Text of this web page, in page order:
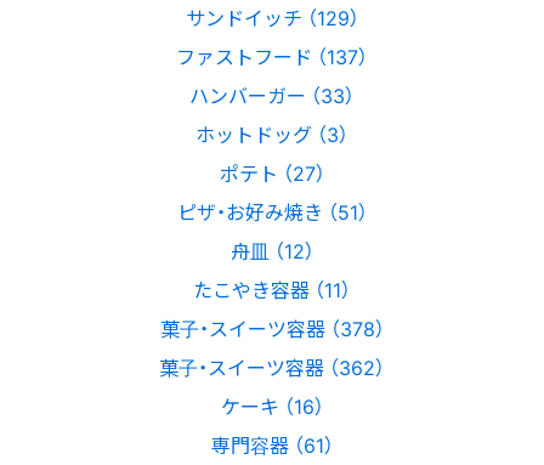
サンドイッチ （129）
ファストフード （137）
ハンバーガー （33）
ホットドッグ （3）
ポテト （27）
ピザ・お好み焼き （51）
舟皿 （12）
たこやき容器 （11）
菓子・スイーツ容器 （378）
菓子・スイーツ容器 （362）
ケーキ （16）
専門容器 （61）